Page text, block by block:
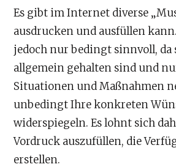
Es gibt im Internet diverse
ausdrucken und ausfüllen
jedoch nur bedingt sinnvoll, da
allgemein gehalten sind und
Situationen und Maßnahmen
unbedingt Ihre konkreten
widerspiegeln. Es lohnt sich
Vordruck auszufüllen, die
erstellen.